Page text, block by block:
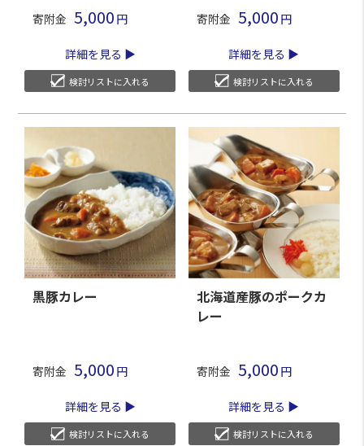
寄附金 5,000
詳細を見る
検討リストに入れる
寄附金 5,000
詳細を見る
検討リストに入れる
黒豚カレー
寄附金 5,000
詳細を見る
検討リストに入れる
北海道産豚のポークカ
レー
寄附金 5,000
詳細を見る
検討リストに入れる